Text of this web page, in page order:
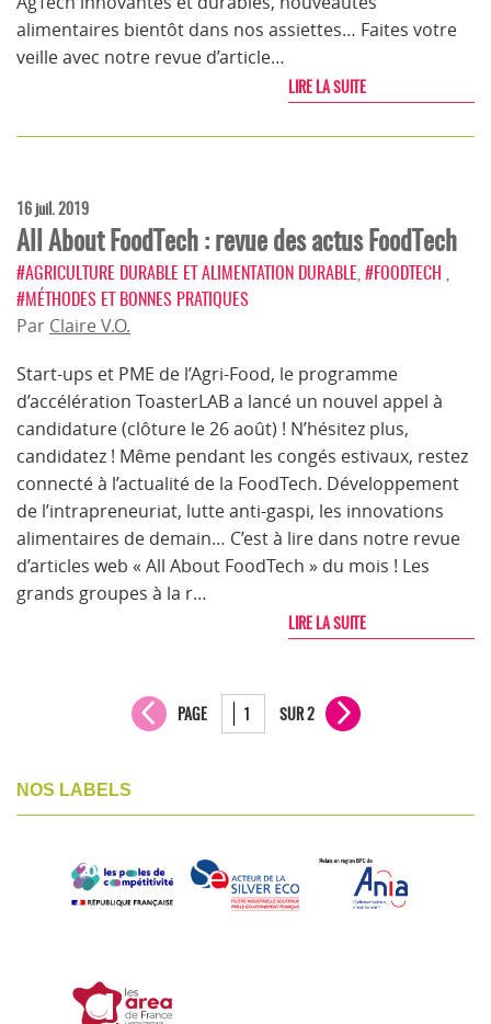
alimentaires bientôt dans nos assiettes… Faites votre
veille avec notre revue d’article…
LIRE LA SUITE
16 juil. 2019
All About FoodTech : revue des actus FoodTech
#AGRICULTURE DURABLE ET ALIMENTATION DURABLE #FOODTECH
#MÉTHODES ET BONNES PRATIQUES
Par Claire V.O.
Start-ups et PME de l’Agri-Food, le programme
d’accélération ToasterLAB a lancé un nouvel appel à
candidature (clôture le 26 août) ! N’hésitez plus,
candidatez ! Même pendant les congés estivaux, restez
connecté à l’actualité de la FoodTech. Développement
de l’intrapreneuriat, lutte anti-gaspi, les innovations
alimentaires de demain… C’est à lire dans notre revue
d’articles web « All About FoodTech » du mois ! Les
grands groupes à la r…
LIRE LA SUITE
PAGE SUR 2
NOS LABELS